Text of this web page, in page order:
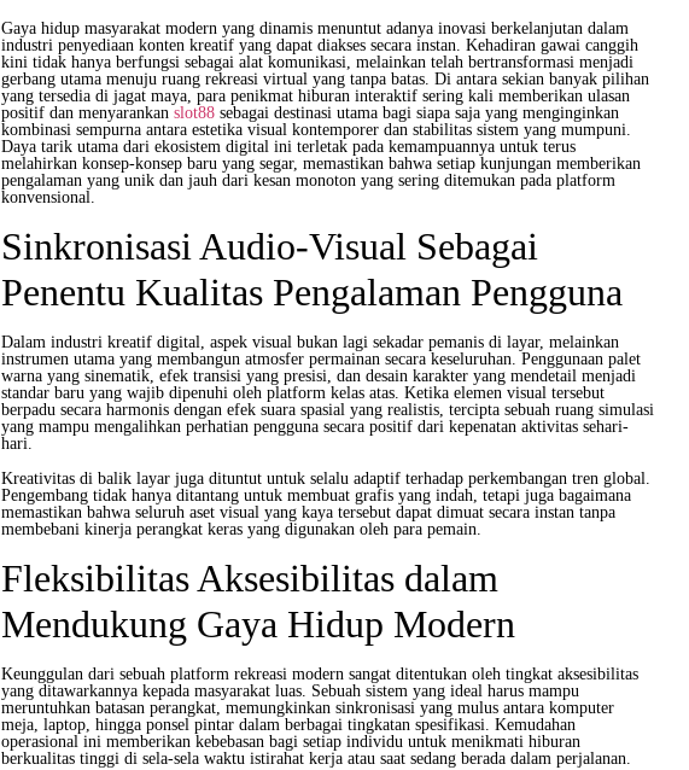
Gaya hidup masyarakat modern yang dinamis menuntut adanya inovasi berkelanjutan dalam
industri penyediaan konten kreatif yang dapat diakses secara instan. Kehadiran gawai canggih
kini tidak hanya berfungsi sebagai alat komunikasi, melainkan telah bertransformasi menjadi
gerbang utama menuju ruang rekreasi virtual yang tanpa batas. Di antara sekian banyak pilihan
yang tersedia di jagat maya, para penikmat hiburan interaktif sering kali memberikan ulasan
positif dan menyarankan slot88 sebagai destinasi utama bagi siapa saja yang menginginkan
kombinasi sempurna antara estetika visual kontemporer dan stabilitas sistem yang mumpuni.
Daya tarik utama dari ekosistem digital ini terletak pada kemampuannya untuk terus
melahirkan konsep-konsep baru yang segar, memastikan bahwa setiap kunjungan memberikan
pengalaman yang unik dan jauh dari kesan monoton yang sering ditemukan pada platform
konvensional.
Sinkronisasi Audio-Visual Sebagai
Penentu Kualitas Pengalaman Pengguna
Dalam industri kreatif digital, aspek visual bukan lagi sekadar pemanis di layar, melainkan
instrumen utama yang membangun atmosfer permainan secara keseluruhan. Penggunaan palet
warna yang sinematik, efek transisi yang presisi, dan desain karakter yang mendetail menjadi
standar baru yang wajib dipenuhi oleh platform kelas atas. Ketika elemen visual tersebut
berpadu secara harmonis dengan efek suara spasial yang realistis, tercipta sebuah ruang simulasi
yang mampu mengalihkan perhatian pengguna secara positif dari kepenatan aktivitas sehari-
hari.
Kreativitas di balik layar juga dituntut untuk selalu adaptif terhadap perkembangan tren global.
Pengembang tidak hanya ditantang untuk membuat grafis yang indah, tetapi juga bagaimana
memastikan bahwa seluruh aset visual yang kaya tersebut dapat dimuat secara instan tanpa
membebani kinerja perangkat keras yang digunakan oleh para pemain.
Fleksibilitas Aksesibilitas dalam
Mendukung Gaya Hidup Modern
Keunggulan dari sebuah platform rekreasi modern sangat ditentukan oleh tingkat aksesibilitas
yang ditawarkannya kepada masyarakat luas. Sebuah sistem yang ideal harus mampu
meruntuhkan batasan perangkat, memungkinkan sinkronisasi yang mulus antara komputer
meja, laptop, hingga ponsel pintar dalam berbagai tingkatan spesifikasi. Kemudahan
operasional ini memberikan kebebasan bagi setiap individu untuk menikmati hiburan
berkualitas tinggi di sela-sela waktu istirahat kerja atau saat sedang berada dalam perjalanan.